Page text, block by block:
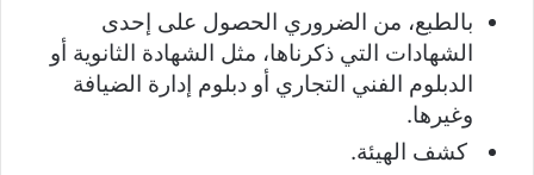
بالطبع، من الضروري الحصول على إحدى
الشهادات التي ذكرناها، مثل الشهادة الثانوية أو
الدبلوم الفني التجاري أو دبلوم إدارة الضيافة
وغيرها.
كشف الهيئة.